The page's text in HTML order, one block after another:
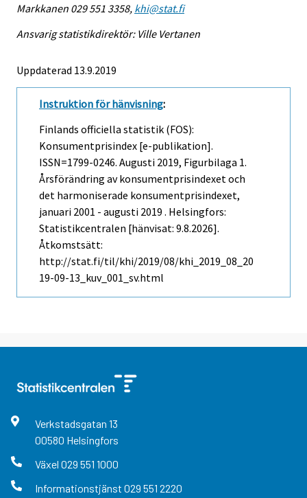
Markkanen 029 551 3358, khi@stat.fi
Ansvarig statistikdirektör: Ville Vertanen
Uppdaterad 13.9.2019
Instruktion för hänvisning:
Finlands officiella statistik (FOS):
Konsumentprisindex [e-publikation].
ISSN=1799-0246. Augusti 2019, Figurbilaga 1.
Årsförändring av konsumentprisindexet och
det harmoniserade konsumentprisindexet,
januari 2001 - augusti 2019 . Helsingfors:
Statistikcentralen [hänvisat: 9.8.2026].
Åtkomstsätt:
http://stat.fi/til/khi/2019/08/khi_2019_08_20
19-09-13_kuv_001_sv.html
Verkstadsgatan 13
00580 Helsingfors
Växel 029 551 1000
Informationstjänst 029 551 2220